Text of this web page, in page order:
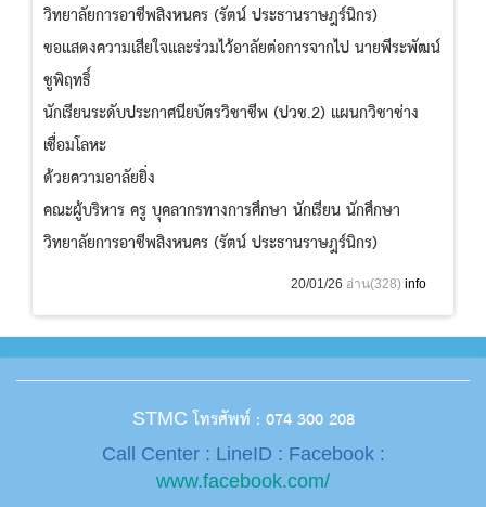
วิทยาลัยการอาชีพสิงหนคร (รัตน์ ประธานราษฎร์นิกร)
ขอแสดงความเสียใจและร่วมไว้อาลัยต่อการจากไป นายพีระพัฒน์
ชูพิฤทธิ์
นักเรียนระดับประกาศนียบัตรวิชาชีพ (ปวช.2) แผนกวิชาช่าง
เชื่อมโลหะ
ด้วยความอาลัยยิ่ง
คณะผู้บริหาร ครู บุคลากรทางการศึกษา นักเรียน นักศึกษา
วิทยาลัยการอาชีพสิงหนคร (รัตน์ ประธานราษฎร์นิกร)
20/01/26 อ่าน(328) info
STMCโทรศัพท์ : 074 300 208
Call Center : LineID : Facebook :
www.facebook.com/